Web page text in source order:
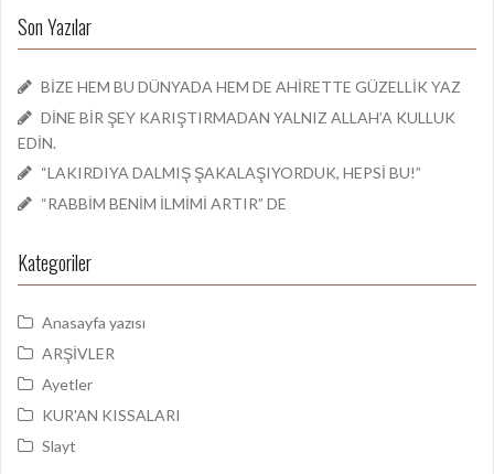
Son Yazılar
BİZE HEM BU DÜNYADA HEM DE AHİRETTE GÜZELLİK YAZ
DİNE BİR ŞEY KARIŞTIRMADAN YALNIZ ALLAH’A KULLUK
EDİN.
“LAKIRDIYA DALMIŞ ŞAKALAŞIYORDUK, HEPSİ BU!”
“RABBİM BENİM İLMİMİ ARTIR” DE
Kategoriler
Anasayfa yazısı
ARŞİVLER
Ayetler
KUR'AN KISSALARI
Slayt